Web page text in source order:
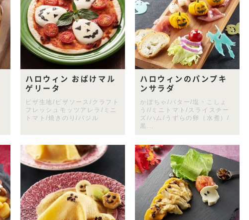
ハロウィン おばけマル
ゲリータ
ピザ生地/ピザソース/クラフト
フレッシュモッツアレラ/ミニ
トマト/焼きのり/バジル
ハロウィンのパンプキ
ンサラダ
かぼちゃ/バター/塩・こしょ
う//ミニトマト/スライスチー
ズ/ハム/うずらの卵（水煮）/
黒...